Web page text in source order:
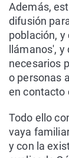
Además,
difusión
población, y
llámanos',
necesarios
o personas
en contacto
Todo ello
vaya
y con la